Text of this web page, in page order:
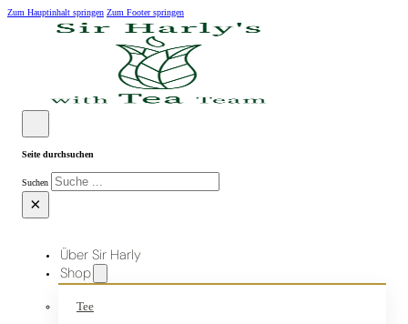
Zum Hauptinhalt springen Zum Footer springen
Seite durchsuchen
Suchen
×
Über Sir Harly
Shop
Tee